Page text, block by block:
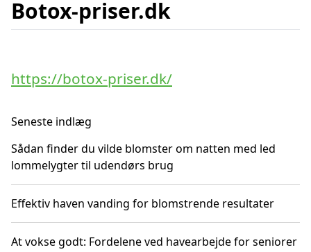
Botox-priser.dk
https://botox-priser.dk/
Seneste indlæg
Sådan finder du vilde blomster om natten med led
lommelygter til udendørs brug
Effektiv haven vanding for blomstrende resultater
At vokse godt: Fordelene ved havearbejde for seniorer